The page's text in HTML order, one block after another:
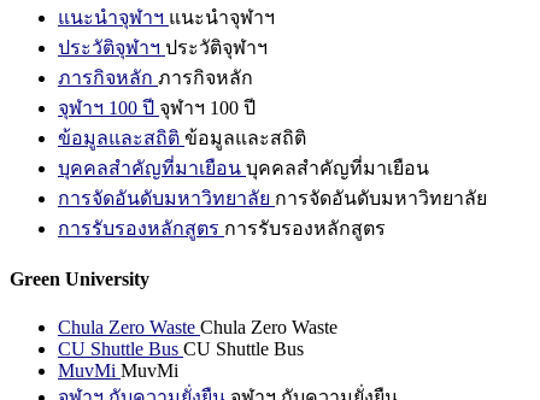
แนะนำจุฬาฯ แนะนำจุฬาฯ
ประวัติจุฬาฯ ประวัติจุฬาฯ
ภารกิจหลัก ภารกิจหลัก
จุฬาฯ 100 ปี จุฬาฯ 100 ปี
ข้อมูลและสถิติ ข้อมูลและสถิติ
บุคคลสำคัญที่มาเยือน บุคคลสำคัญที่มาเยือน
การจัดอันดับมหาวิทยาลัย การจัดอันดับมหาวิทยาลัย
การรับรองหลักสูตร การรับรองหลักสูตร
Green University
Chula Zero Waste Chula Zero Waste
CU Shuttle Bus CU Shuttle Bus
MuvMi MuvMi